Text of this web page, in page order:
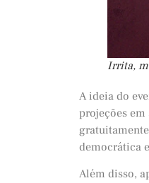
Irrita,
A ideia do
projeções
democrática
Além disso,